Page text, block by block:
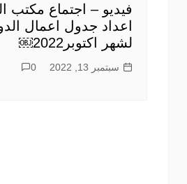
فيديو – اجتماع
اعداد جدول اعمال
لشهر اكتوبر2022￼
سبتمبر 13, 2022 0